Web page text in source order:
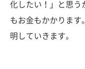
化したい！」と思う
もお金もかかります
明していきます。